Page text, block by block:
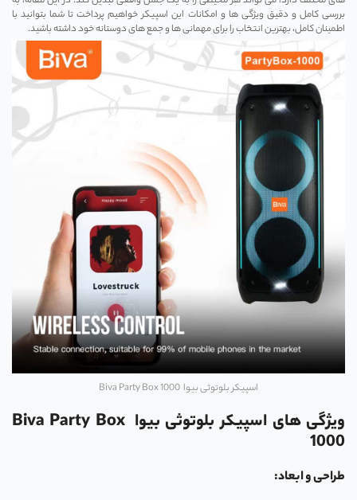
بررسی کامل و دقیق ویژگی‌ ها و امکانات این اسپیکر خواهیم پرداخت تا شما بتوانید با
اطمینان کامل، بهترین انتخاب را برای مهمانی‌ ها و جمع‌ های دوستانه خود داشته باشید.
اسپیکر بلوتوثی بیوا Biva Party Box 1000
ویژگی های اسپیکر بلوتوثی بیوا Biva Party Box
1000
طراحی و ابعاد: